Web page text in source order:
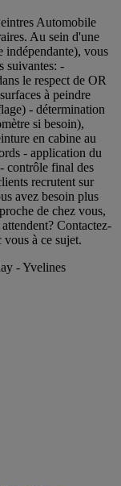
Automobile
Au sein d'une
indépendante), vous
suivantes: -
le respect de OR
à peindre
- détermination
si besoin),
en cabine au
- application du
contrôle final des
recrutent sur
avez besoin plus
de chez vous,
Contactez-
vous à ce sujet.
- Yvelines